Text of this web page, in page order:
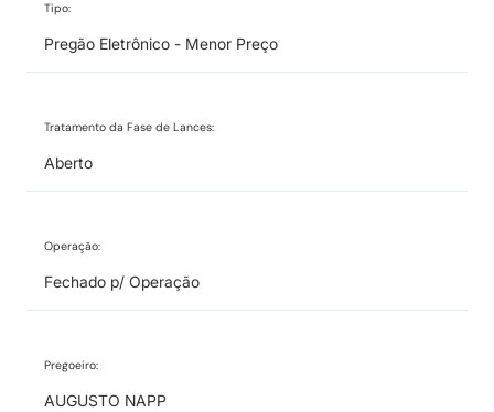
Tipo:
Pregão Eletrônico - Menor Preço
Tratamento da Fase de Lances:
Aberto
Operação:
Fechado p/ Operação
Pregoeiro:
AUGUSTO NAPP